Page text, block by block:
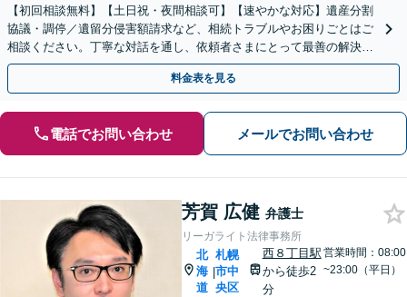
【初回相談無料】【土日祝・夜間相談可】【速やかな対応】遺産分割
協議・調停／遺留分侵害額請求など、相続トラブルやお困りごとはご
相談ください。丁寧な対話を通し、依頼者さまにとって最善の解決を
目指します。
料金表を見る
電話でお問い合わせ メールでお問い合わせ
芳賀 広健 弁護士
リーガライト法律事務所
北
海
道
|
札幌
市中
央区
西８丁目駅
から徒歩2
分
営業時間：08:00
~23:00（平日）